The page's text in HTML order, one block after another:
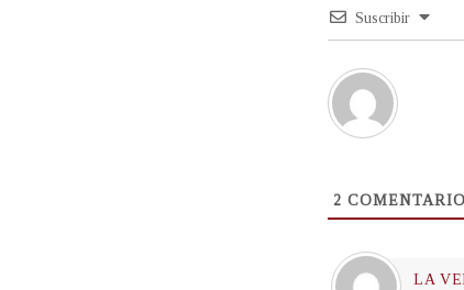
Suscribir
2
LA